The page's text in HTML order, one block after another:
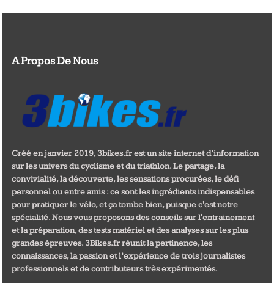
A Propos De Nous
Créé en janvier 2019, 3bikes.fr est un site internet d’information
sur les univers du cyclisme et du triathlon. Le partage, la
convivialité, la découverte, les sensations procurées, le défi
personnel ou entre amis : ce sont les ingrédients indispensables
pour pratiquer le vélo, et ça tombe bien, puisque c'est notre
spécialité. Nous vous proposons des conseils sur l'entrainement
et la préparation, des tests matériel et des analyses sur les plus
grandes épreuves. 3Bikes.fr réunit la pertinence, les
connaissances, la passion et l’expérience de trois journalistes
professionnels et de contributeurs très expérimentés.